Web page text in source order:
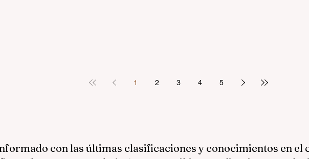
1 2 3 4 5
con las últimas clasificaciones y conocimientos en el